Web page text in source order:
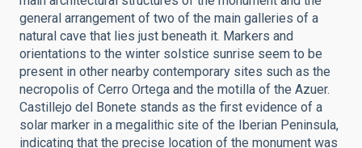
general arrangement of two of the main galleries of a
natural cave that lies just beneath it. Markers and
orientations to the winter solstice sunrise seem to be
present in other nearby contemporary sites such as the
necropolis of Cerro Ortega and the motilla of the Azuer.
Castillejo del Bonete stands as the first evidence of a
solar marker in a megalithic site of the Iberian Peninsula,
indicating that the precise location of the monument was